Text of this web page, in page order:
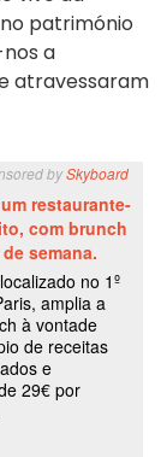
património
a
atravessaram